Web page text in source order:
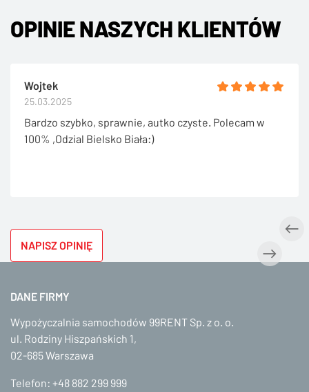
NAPISZ OPINIĘ
OPINIE NASZYCH KLIENTÓW
Wojtek
25.03.2025
Bardzo szybko, sprawnie, autko czyste. Polecam w
100% ,Odzial Bielsko Biała:)
DANE FIRMY
Wypożyczalnia samochodów 99RENT Sp. z o. o.
ul. Rodziny Hiszpańskich 1,
02-685 Warszawa
Telefon: +48 882 299 999